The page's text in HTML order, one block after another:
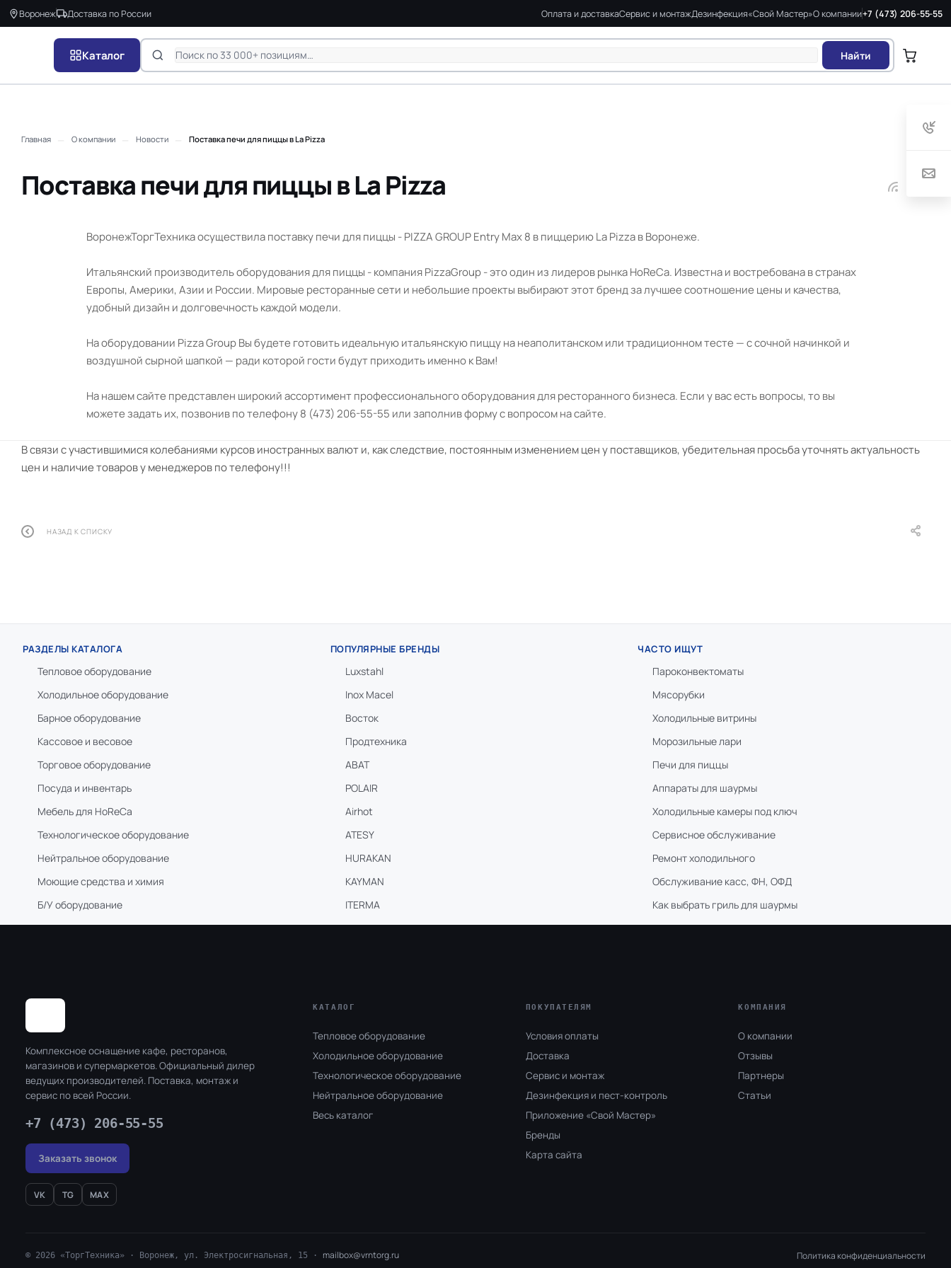
Воронеж Доставка по России Оплата и доставкаСервис и монтажДезинфекция«Свой Мастер»О компании+7 (473) 206-55-55
Каталог Найти
Главная О компании Новости Поставка печи для пиццы в La Pizza
Поставка печи для пиццы в La Pizza
ВоронежТоргТехника осуществила поставку печи для пиццы - PIZZA GROUP Entry Max 8 в пиццерию La Pizza в Воронеже.
Итальянский производитель оборудования для пиццы - компания PizzaGroup - это один из лидеров рынка HoReCa. Известна и востребована в странах
Европы, Америки, Азии и России. Мировые ресторанные сети и небольшие проекты выбирают этот бренд за лучшее соотношение цены и качества,
удобный дизайн и долговечность каждой модели.
На оборудовании Pizza Group Вы будете готовить идеальную итальянскую пиццу на неаполитанском или традиционном тесте — с сочной начинкой и
воздушной сырной шапкой — ради которой гости будут приходить именно к Вам!
На нашем сайте представлен широкий ассортимент профессионального оборудования для ресторанного бизнеса. Если у вас есть вопросы, то вы
можете задать их, позвонив по телефону 8 (473) 206-55-55 или заполнив форму с вопросом на сайте.
В связи с участившимися колебаниями курсов иностранных валют и, как следствие, постоянным изменением цен у поставщиков, убедительная просьба уточнять актуальность
цен и наличие товаров у менеджеров по телефону!!!
НАЗАД К СПИСКУ
РАЗДЕЛЫ КАТАЛОГА
Тепловое оборудование
Холодильное оборудование
Барное оборудование
Кассовое и весовое
Торговое оборудование
Посуда и инвентарь
Мебель для HoReCa
Технологическое оборудование
Нейтральное оборудование
Моющие средства и химия
Б/У оборудование
ПОПУЛЯРНЫЕ БРЕНДЫ
Luxstahl
Inox Macel
Восток
Продтехника
ABAT
POLAIR
Airhot
ATESY
HURAKAN
KAYMAN
ITERMA
ЧАСТО ИЩУТ
Пароконвектоматы
Мясорубки
Холодильные витрины
Морозильные лари
Печи для пиццы
Аппараты для шаурмы
Холодильные камеры под ключ
Сервисное обслуживание
Ремонт холодильного
Обслуживание касс, ФН, ОФД
Как выбрать гриль для шаурмы
Комплексное оснащение кафе, ресторанов,
магазинов и супермаркетов. Официальный дилер
ведущих производителей. Поставка, монтаж и
сервис по всей России.
+7 (473) 206-55-55
Заказать звонок
VK TG MAX
КАТАЛОГ
Тепловое оборудование
Холодильное оборудование
Технологическое оборудование
Нейтральное оборудование
Весь каталог
ПОКУПАТЕЛЯМ
Условия оплаты
Доставка
Сервис и монтаж
Дезинфекция и пест-контроль
Приложение «Свой Мастер»
Бренды
Карта сайта
КОМПАНИЯ
О компании
Отзывы
Партнеры
Статьи
© 2026 «ТоргТехника» · Воронеж, ул. Электросигнальная, 15 · mailbox@vrntorg.ru Политика конфиденциальности